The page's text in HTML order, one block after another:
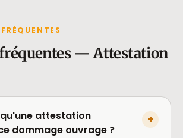
— Attestation
attestation
dommage ouvrage ?
+